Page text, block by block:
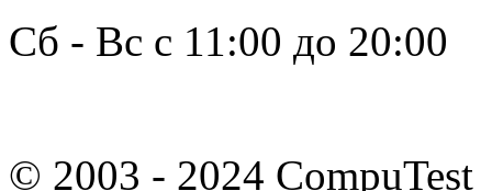
Сб - Вс с 11:00 до 20:00
© 2003 - 2024 CompuTest